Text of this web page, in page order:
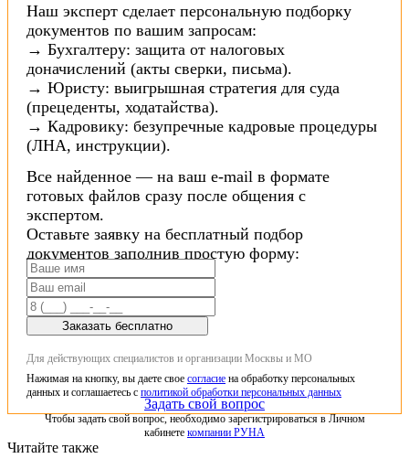
Наш эксперт сделает персональную подборку
документов по вашим запросам:
→ Бухгалтеру: защита от налоговых
доначислений (акты сверки, письма).
→ Юристу: выигрышная стратегия для суда
(прецеденты, ходатайства).
→ Кадровику: безупречные кадровые процедуры
(ЛНА, инструкции).
Все найденное — на ваш e-mail в формате
готовых файлов сразу после общения с
экспертом.
Оставьте заявку на бесплатный подбор
документов заполнив простую форму:
Заказать бесплатно
Для действующих специалистов и организации Москвы и МО
Нажимая на кнопку, вы даете свое согласие на обработку персональных
данных и соглашаетесь с политикой обработки персональных данных
Задать свой вопрос
Чтобы задать свой вопрос, необходимо зарегистрироваться в Личном
кабинете компании РУНА
Читайте также